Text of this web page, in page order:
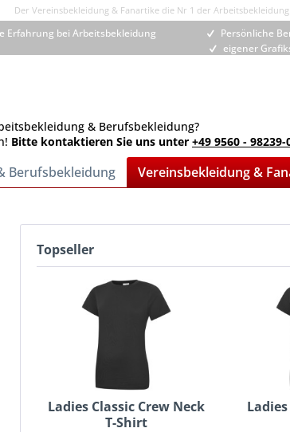
Der Vereinsbekleidung & Fanartike die Nr 1 der
Erfahrung bei Arbeitsbekleidung Persönliche
eigener
& Berufsbekleidung?
Bitte kontaktieren Sie uns unter +49 9560 - 98239-
Berufsbekleidung Vereinsbekleidung &
Topseller
Ladies Classic Crew Neck
T-Shirt